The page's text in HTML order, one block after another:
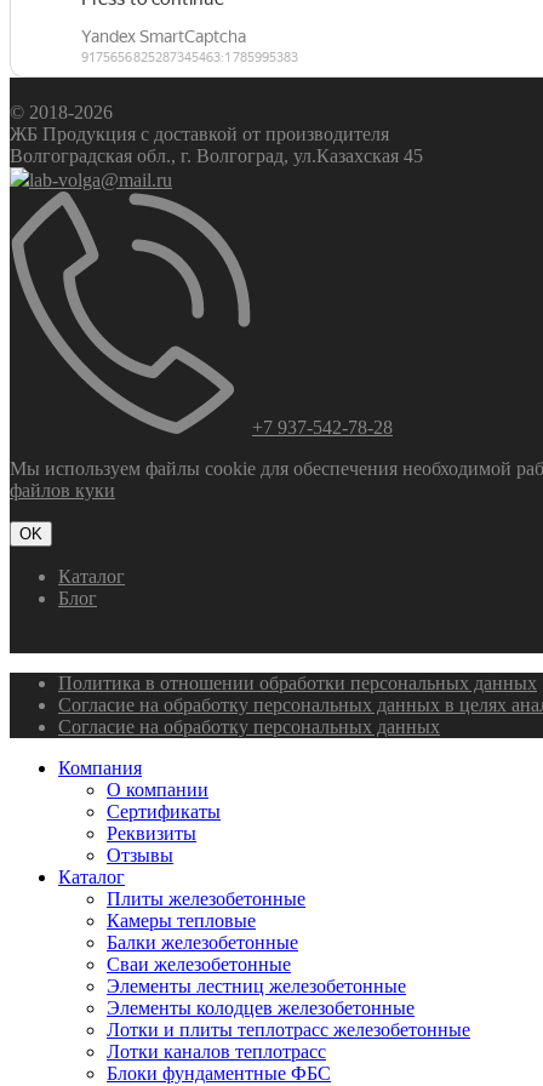
© 2018-2026
ЖБ Продукция с доставкой от производителя
Волгоградская обл., г. Волгоград, ул.Казахская 45
lab-volga@mail.ru
+7 937-542-78-28
Мы используем файлы cookie для обеспечения необходимой
файлов куки
OK
Каталог
Блог
Политика в отношении обработки персональных данных
Согласие на обработку персональных данных в целях
Согласие на обработку персональных данных
Компания
О компании
Сертификаты
Реквизиты
Отзывы
Каталог
Плиты железобетонные
Камеры тепловые
Балки железобетонные
Сваи железобетонные
Элементы лестниц железобетонные
Элементы колодцев железобетонные
Лотки и плиты теплотрасс железобетонные
Лотки каналов теплотрасс
Блоки фундаментные ФБС